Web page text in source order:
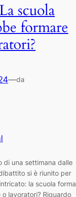
scuola
formare
—da
di una settimana dalle
si è riunito per
la scuola forma
lavoratori? Riguardo